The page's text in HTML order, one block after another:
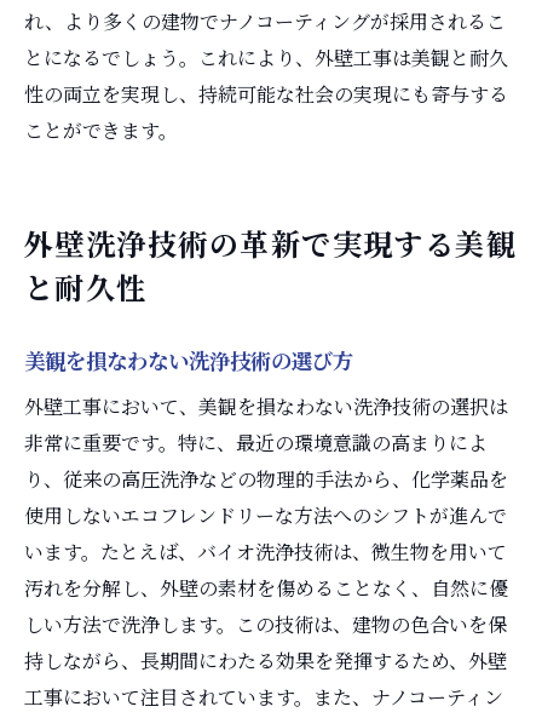
れ、より多くの建物でナノコーティングが採用されるこ
とになるでしょう。これにより、外壁工事は美観と耐久
性の両立を実現し、持続可能な社会の実現にも寄与する
ことができます。
外壁洗浄技術の革新で実現する美観
と耐久性
美観を損なわない洗浄技術の選び方
外壁工事において、美観を損なわない洗浄技術の選択は
非常に重要です。特に、最近の環境意識の高まりによ
り、従来の高圧洗浄などの物理的手法から、化学薬品を
使用しないエコフレンドリーな方法へのシフトが進んで
います。たとえば、バイオ洗浄技術は、微生物を用いて
汚れを分解し、外壁の素材を傷めることなく、自然に優
しい方法で洗浄します。この技術は、建物の色合いを保
持しながら、長期間にわたる効果を発揮するため、外壁
工事において注目されています。また、ナノコーティン